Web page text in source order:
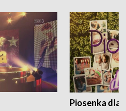
Piosenka dla